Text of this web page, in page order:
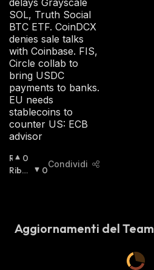
delays Grayscale
SOL, Truth Social
BTC ETF. CoinDCX
denies sale talks
with Coinbase. FIS,
Circle collab to
bring USDC
payments to banks.
EU needs
stablecoins to
counter US: ECB
advisor
R
I
0
Ribas
0
Condividi
Aggiornamenti del Team